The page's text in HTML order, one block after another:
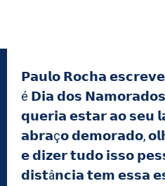
𝗣𝗮𝘂𝗹𝗼 𝗥𝗼𝗰𝗵𝗮
é 𝗗𝗶𝗮 𝗱𝗼𝘀 𝗡𝗮𝗺𝗼𝗿𝗮𝗱𝗼𝘀
𝗾𝘂𝗲𝗿𝗶𝗮 𝗲𝘀𝘁𝗮𝗿 𝗮𝗼 𝘀𝗲𝘂
𝗮𝗯𝗿𝗮ç𝗼 𝗱𝗲𝗺𝗼𝗿𝗮𝗱𝗼,
𝗲 𝗱𝗶𝘇𝗲𝗿 𝘁𝘂𝗱𝗼 𝗶𝘀𝘀𝗼
𝗱𝗶𝘀𝘁â𝗻𝗰𝗶𝗮 𝘁𝗲𝗺 𝗲𝘀𝘀𝗮